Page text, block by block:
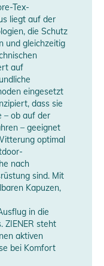
Bein
24h)
60g/m2
anzeigen
Tex-
liegt auf der
die Schutz
und gleichzeitig
auf
eingesetzt
dass sie
– ob auf der
– geeignet
optimal
nach
sind. Mit
Kapuzen,
in die
ZIENER steht
aktiven
bei Komfort